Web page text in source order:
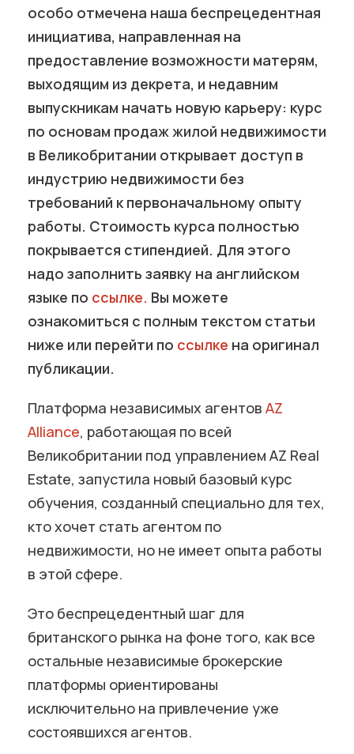
особо отмечена наша беспрецедентная
инициатива, направленная на
предоставление возможности матерям,
выходящим из декрета, и недавним
выпускникам начать новую карьеру: курс
по основам продаж жилой недвижимости
в Великобритании открывает доступ в
индустрию недвижимости без
требований к первоначальному опыту
работы. Стоимость курса полностью
покрывается стипендией. Для этого
надо заполнить заявку на английском
языке по ссылке. Вы можете
ознакомиться с полным текстом статьи
ниже или перейти по ссылке на оригинал
публикации.
Платформа независимых агентов AZ
Alliance, работающая по всей
Великобритании под управлением AZ Real
Estate, запустила новый базовый курс
обучения, созданный специально для тех,
кто хочет стать агентом по
недвижимости, но не имеет опыта работы
в этой сфере.
Это беспрецедентный шаг для
британского рынка на фоне того, как все
остальные независимые брокерские
платформы ориентированы
исключительно на привлечение уже
состоявшихся агентов.